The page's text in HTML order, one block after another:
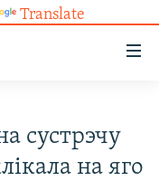
Translate
сустрэчу
на яго